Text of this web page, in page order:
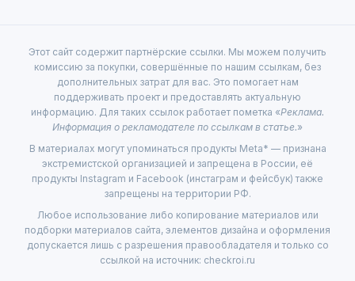
Этот сайт содержит партнёрские ссылки. Мы можем получить
комиссию за покупки, совершённые по нашим ссылкам, без
дополнительных затрат для вас. Это помогает нам
поддерживать проект и предоставлять актуальную
информацию. Для таких ссылок работает пометка «Реклама.
Информация о рекламодателе по ссылкам в статье.»
В материалах могут упоминаться продукты Meta* — признана
экстремистской организацией и запрещена в России, её
продукты Instagram и Facebook (инстаграм и фейсбук) также
запрещены на территории РФ.
Любое использование либо копирование материалов или
подборки материалов сайта, элементов дизайна и оформления
допускается лишь с разрешения правообладателя и только со
ссылкой на источник: checkroi.ru